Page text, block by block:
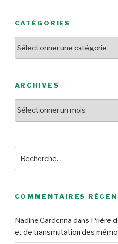
CATÉGORIES
ARCHIVES
COMMENTAIRES
Nadine Cardonna dans Prière
et de transmutation des